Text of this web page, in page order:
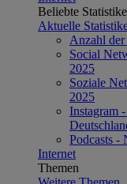
Beliebte
Aktuelle
Anzahl
Social
2025
Soziale
2025
Instagram
Podcasts -
Internet
Themen